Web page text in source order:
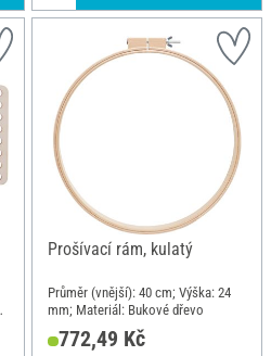
Prošívací rám, kulatý
Průměr (vnější): 40 cm; Výška: 24
mm; Materiál: Bukové dřevo
772,49 Kč